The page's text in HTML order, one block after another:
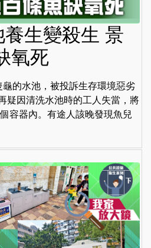
生變殺生 景
氧死
的水池，被投訴生存環境惡劣
疑因清洗水池時的工人失當，將
容器內。有途人該晚發現魚兒